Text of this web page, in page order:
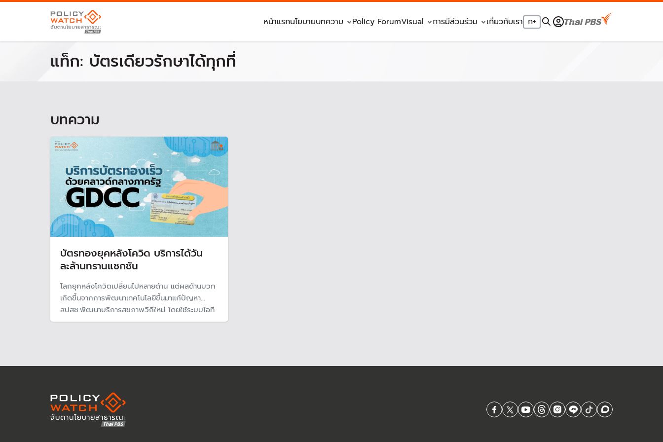
หน้าแรกนโยบายบทความ Policy ForumVisual การมีส่วนร่วม เกี่ยวกับเรา ก+
แท็ก: บัตรเดียวรักษาได้ทุกที่
บทความ
บัตรทองยุคหลังโควิด บริการได้วัน
ละล้านทรานแซกชัน
โลกยุคหลังโควิดเปลี่ยนไปหลายด้าน แต่ผลด้านบวก
เกิดขึ้นจากการพัฒนาเทคโนโลยีขึ้นมาแก้ปัญหา
สปสช.พัฒนาบริการสุขภาพวิถีใหม่ โดยใช้ระบบไอที
และเทคโนโลยีดิจิทัลบนคลาวด์กลางภาครัฐ